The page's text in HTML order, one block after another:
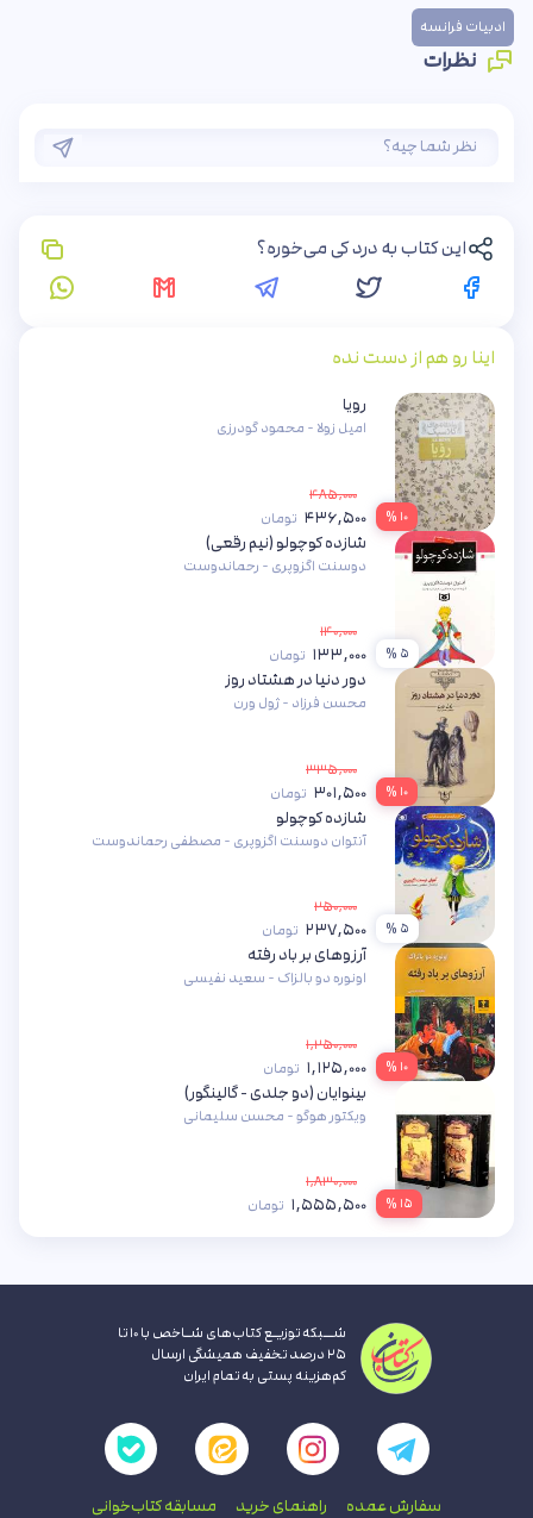
ادبیات فرانسه
نظرات
این کتاب به درد کی می‌خوره؟
اینا رو هم از دست نده
۱۰ %
رویا
امیل زولا - محمود گودرزی
۴۸۵,۰۰۰
۴۳۶,۵۰۰ تومان
۵ %
شازده کوچولو (نیم رقعی)
دوسنت اگزوپری - رحماندوست
۱۴۰,۰۰۰
۱۳۳,۰۰۰ تومان
۱۰ %
دور دنیا در هشتاد روز
محسن فرزاد - ژول ورن
۳۳۵,۰۰۰
۳۰۱,۵۰۰ تومان
۵ %
شازده کوچولو
آنتوان دوسنت اگزوپری - مصطفی رحماندوست
۲۵۰,۰۰۰
۲۳۷,۵۰۰ تومان
۱۰ %
آرزوهای بر باد رفته
اونوره دو بالزاک - سعید نفیسی
۱,۲۵۰,۰۰۰
۱,۱۲۵,۰۰۰ تومان
۱۵ %
بینوایان (دو جلدی - گالینگور)
ویکتور هوگو - محسن سلیمانی
۱,۸۳۰,۰۰۰
۱,۵۵۵,۵۰۰ تومان
شــبکه توزیـع کتاب‌های شـاخص با ۱۰ تا
۲۵ درصد تخفیف همیشگی ارسال
کم‌هزینه پستی به تمام ایران
سفارش عمده راهنمای‌ خرید مسابقه کتاب‌خوانی